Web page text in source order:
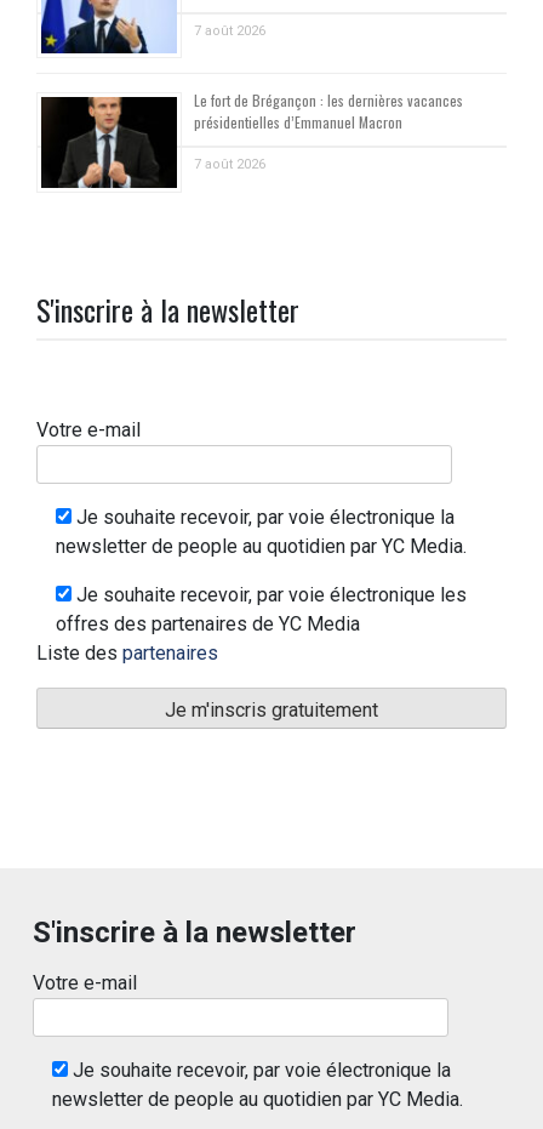
7 août 2026
Le fort de Brégançon : les dernières vacances
présidentielles d’Emmanuel Macron
7 août 2026
S'inscrire à la newsletter
Votre e-mail
Je souhaite recevoir, par voie électronique la
newsletter de people au quotidien par YC Media.
Je souhaite recevoir, par voie électronique les
offres des partenaires de YC Media
Liste des partenaires
S'inscrire à la newsletter
Votre e-mail
Je souhaite recevoir, par voie électronique la
newsletter de people au quotidien par YC Media.